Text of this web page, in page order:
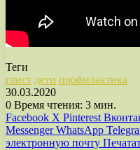
Теги
глист дети профилактика
30.03.2020
0 Время чтения: 3 мин.
Facebook X Pinterest
Messenger WhatsApp
электронную почту